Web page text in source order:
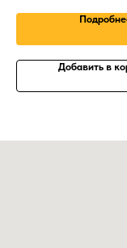
Добавить в